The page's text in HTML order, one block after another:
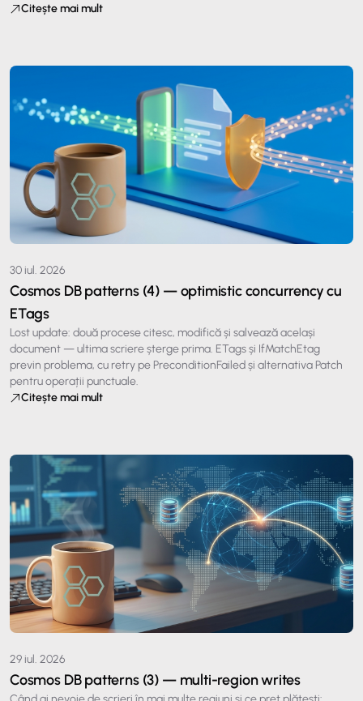
Citește mai mult
30 iul. 2026
Cosmos DB patterns (4) — optimistic concurrency cu
ETags
Lost update: două procese citesc, modifică și salvează același
document — ultima scriere șterge prima. ETags și IfMatchEtag
previn problema, cu retry pe PreconditionFailed și alternativa Patch
pentru operații punctuale.
Citește mai mult
29 iul. 2026
Cosmos DB patterns (3) — multi-region writes